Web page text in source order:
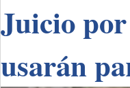
Juicio por
usarán